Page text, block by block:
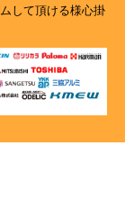
して頂ける様心掛